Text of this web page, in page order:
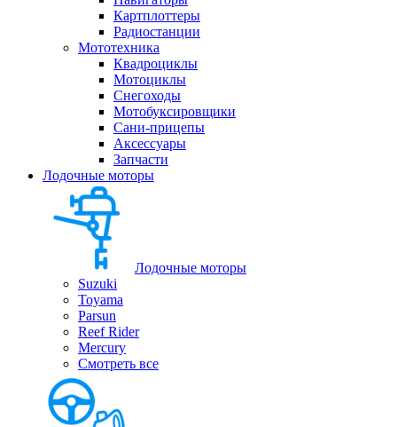
Картплоттеры
Радиостанции
Мототехника
Квадроциклы
Мотоциклы
Снегоходы
Мотобуксировщики
Сани-прицепы
Аксессуары
Запчасти
Лодочные моторы
Лодочные моторы
Suzuki
Toyama
Parsun
Reef Rider
Mercury
Смотреть все